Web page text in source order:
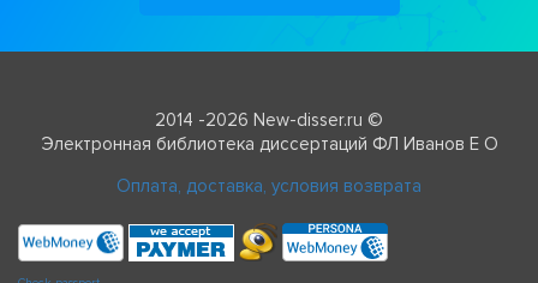
2014 -2026 New-disser.ru ©
Электронная библиотека диссертаций ФЛ Иванов Е О
Оплата, доставка, условия возврата